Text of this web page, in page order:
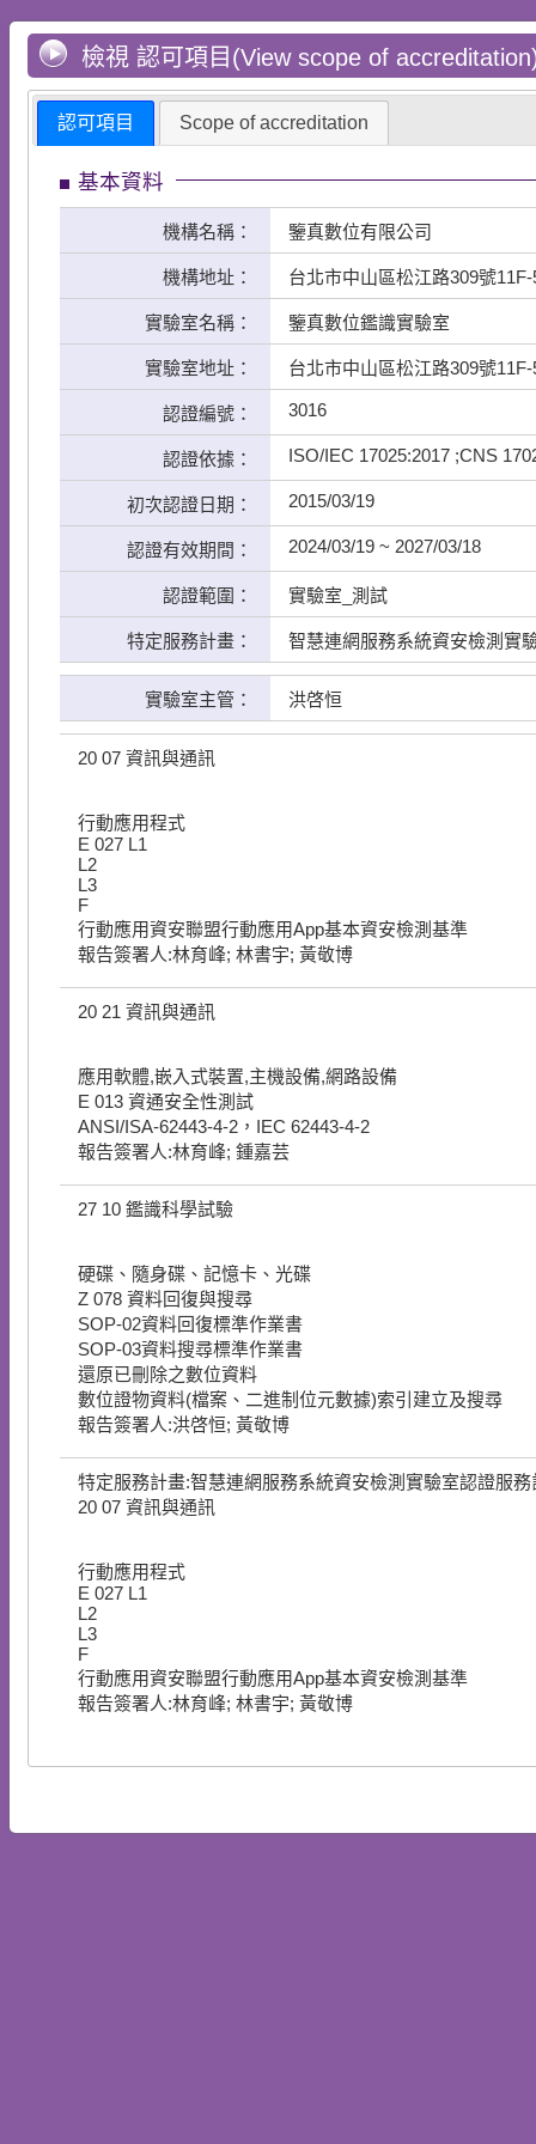
檢視 認可項目(View scope of
認可項目 Scope of accreditation
基本資料
機構名稱： 鑒真數位有限公司
機構地址： 台北市中山區松江路309號11F-
實驗室名稱： 鑒真數位鑑識實驗室
實驗室地址： 台北市中山區松江路309號11F-
認證編號： 3016
認證依據： ISO/IEC 17025:2017 ;CNS
初次認證日期： 2015/03/19
認證有效期間： 2024/03/19 ~ 2027/03/18
認證範圍： 實驗室_測試
特定服務計畫： 智慧連網服務系統資安檢測實
實驗室主管： 洪啓恒
20 07 資訊與通訊
行動應用程式
E 027 L1
L2
L3
F
行動應用資安聯盟行動應用App基本資安檢測基準
報告簽署人:林育峰; 林書宇; 黃敬博
20 21 資訊與通訊
應用軟體,嵌入式裝置,主機設備,網路設備
E 013 資通安全性測試
ANSI/ISA-62443-4-2，IEC 62443-4-2
報告簽署人:林育峰; 鍾嘉芸
27 10 鑑識科學試驗
硬碟、隨身碟、記憶卡、光碟
Z 078 資料回復與搜尋
SOP-02資料回復標準作業書
SOP-03資料搜尋標準作業書
還原已刪除之數位資料
數位證物資料(檔案、二進制位元數據)索引建立及搜尋
報告簽署人:洪啓恒; 黃敬博
特定服務計畫:智慧連網服務系統資安檢測實驗室認證服務
20 07 資訊與通訊
行動應用程式
E 027 L1
L2
L3
F
行動應用資安聯盟行動應用App基本資安檢測基準
報告簽署人:林育峰; 林書宇; 黃敬博